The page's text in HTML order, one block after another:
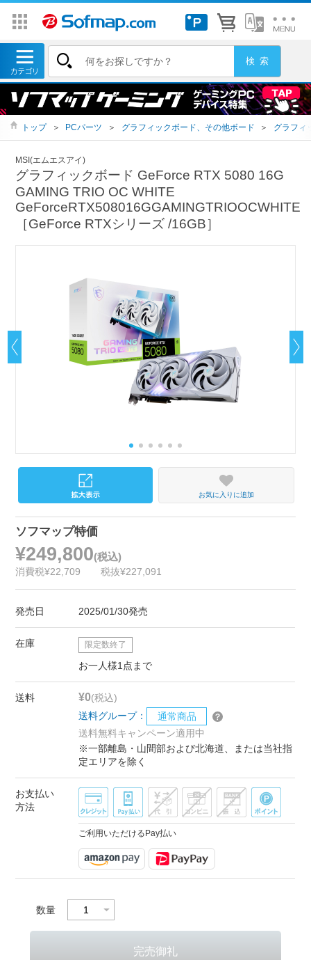
トップ ＞ PCパーツ ＞ グラフィックボード、その他ボード ＞ グラフィ
MSI(エムエスアイ)
グラフィックボード GeForce RTX 5080 16G
GAMING TRIO OC WHITE
GeForceRTX508016GGAMINGTRIOOCWHITE
［GeForce RTXシリーズ /16GB］
お気に入りに追加
ソフマップ特価
¥249,800(税込)
消費税¥22,709 税抜¥227,091
発売日 2025/01/30発売
在庫 限定数終了
お一人様1点まで
送料 ¥0(税込)
送料グループ：
通常商品
送料無料キャンペーン適用中
※一部離島・山間部および北海道、または当社指
定エリアを除く
お支払い
方法
ご利用いただけるPay払い
数量